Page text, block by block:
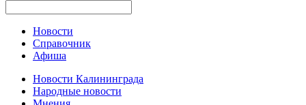
Новости
Справочник
Афиша
Новости Калининграда
Народные новости